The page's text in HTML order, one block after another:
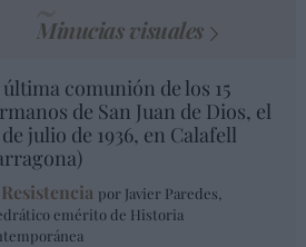
Minucias visuales
comunión de los 15
de San Juan de Dios, el
de julio de 1936, en Calafell
por Javier Paredes,
emérito de Historia